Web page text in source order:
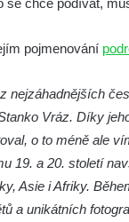
pod Weifbergem
u Strupčic
severně od
Chloumečkem v
pojmenování
nejzáhadnějších
Vráz. Díky
o to méně ale
19. a 20. století
Asie i Afriky.
a unikátních